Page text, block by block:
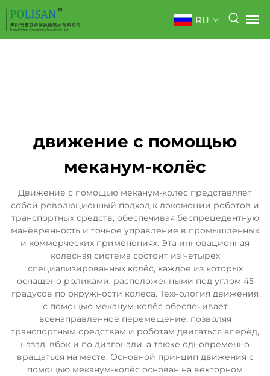
RU
движение с помощью
меканум-колёс
Движение с помощью меканум-колёс представляет
собой революционный подход к локомоции роботов и
транспортных средств, обеспечивая беспрецедентную
манёвренность и точное управление в промышленных
и коммерческих применениях. Эта инновационная
колёсная система состоит из четырёх
специализированных колёс, каждое из которых
оснащено роликами, расположенными под углом 45
градусов по окружности колеса. Технология движения
с помощью меканум-колёс обеспечивает
всенаправленное перемещение, позволяя
транспортным средствам и роботам двигаться вперёд,
назад, вбок и по диагонали, а также одновременно
вращаться на месте. Основной принцип движения с
помощью меканум-колёс основан на векторном